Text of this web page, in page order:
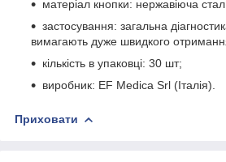
матеріал кнопки: нержавіюча
застосування: загальна
вимагають дуже швидкого
кількість в упаковці: 30 шт;
виробник: EF Medica Srl (Італія).
Приховати